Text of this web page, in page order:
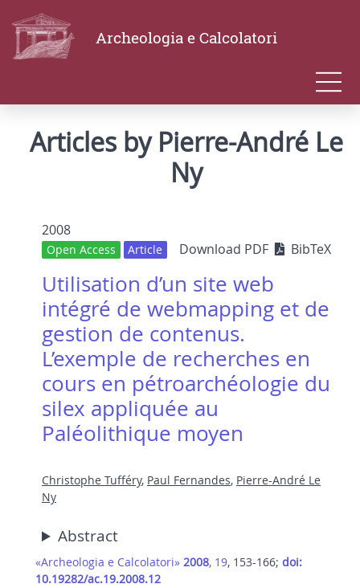
Archeologia e Calcolatori
Articles by Pierre-André Le
Ny
2008
Open Access Article Download PDF BibTeX
Utilisation d’un site web
intégré de webmapping et de
gestion de contenus.
L’exemple de recherches en
cours en pétroarchéologie du
silex appliquée au
Paléolithique moyen
Christophe Tufféry, Paul Fernandes, Pierre-André Le
Ny
Abstract
«Archeologia e Calcolatori» 2008, 19, 153-166; doi:
10.19282/ac.19.2008.12